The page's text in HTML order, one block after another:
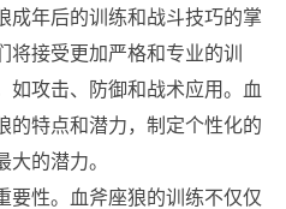
成年后的训练和战斗技巧的掌
接受更加严格和专业的训
如攻击、防御和战术应用。血
的特点和潜力，制定个性化的
的潜力。
要性。血斧座狼的训练不仅仅